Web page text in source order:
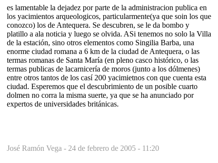
es lamentable la dejadez por parte de la administracion publica en
los yacimientos arqueologicos, particularmente(ya que soin los que
conozco) los de Antequera. Se descubren, se le da bombo y
platillo a ala noticia y luego se olvida. ASi tenemos no solo la Villa
de la estación, sino otros elementos como Singilia Barba, una
enorme ciudad romana a 6 km de la ciudad de Antequera, o las
termas romanas de Santa María (en pleno casco histórico, o las
termas publicas de lacarnicería de moros (junto a los dólmenes)
entre otros tantos de los casí 200 yacimietnos con que cuenta esta
ciudad. Esperemos que el descubrimiento de un posible cuarto
dolmen no corra la misma suerte, ya que se ha anunciado por
expertos de universidades británicas.
José Ramón Vega - 24 de febrero de 2005 - 11:20